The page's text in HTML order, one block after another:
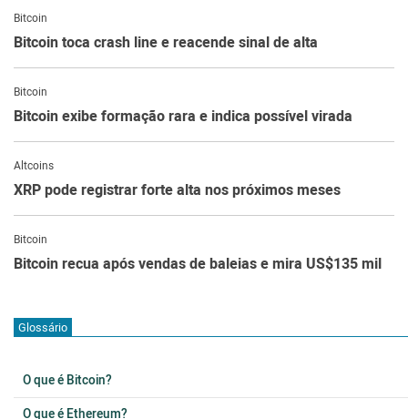
Bitcoin
Bitcoin toca crash line e reacende sinal de alta
Bitcoin
Bitcoin exibe formação rara e indica possível virada
Altcoins
XRP pode registrar forte alta nos próximos meses
Bitcoin
Bitcoin recua após vendas de baleias e mira US$135 mil
Glossário
O que é Bitcoin?
O que é Ethereum?